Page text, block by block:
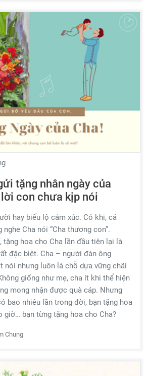
tặng nhân ngày của
con chưa kịp nói
hay biểu lộ cảm xúc. Có khi, cả
Cha nói “Cha thương con”.
tặng hoa cho Cha lần đầu tiên lại là
đặc biệt. Cha – người đàn ông
nói nhưng luôn là chỗ dựa vững chãi
giống như mẹ, cha ít khi thể hiện
mong nhận được quà cáp. Nhưng
bao nhiêu lần trong đời, bạn tặng hoa
giờ… bạn từng tặng hoa cho Cha?
Chung